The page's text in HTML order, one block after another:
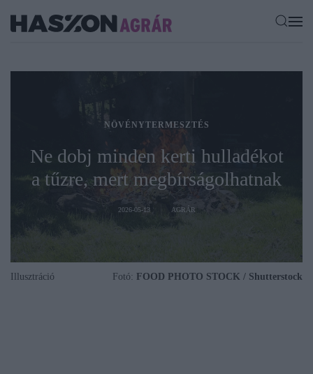
NÖVÉNYTERMESZTÉS
Ne dobj minden kerti hulladékot
a tűzre, mert megbírságolhatnak
2026-05-13 AGRÁR
Illusztráció Fotó: FOOD PHOTO STOCK / Shutterstock